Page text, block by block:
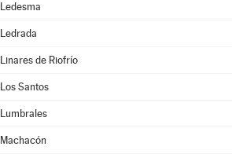
Ledesma
Ledrada
Linares de Riofrío
Los Santos
Lumbrales
Machacón